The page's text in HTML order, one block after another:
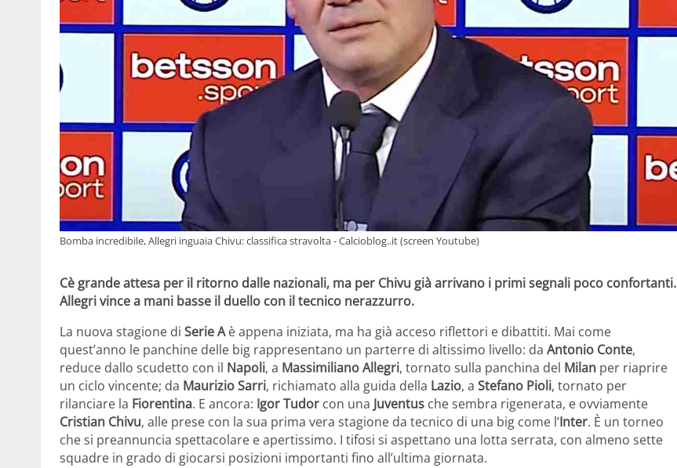
Bomba incredibile, Allegri inguaia Chivu: classifica stravolta - Calcioblog..it (screen Youtube)
Cè grande attesa per il ritorno dalle nazionali, ma per Chivu già arrivano i primi segnali poco confortanti.
Allegri vince a mani basse il duello con il tecnico nerazzurro.
La nuova stagione di Serie Aè appena iniziata, ma ha già acceso riflettori e dibattiti. Mai come
quest’anno le panchine delle big rappresentano un parterre di altissimo livello: da Antonio Conte,
reduce dallo scudetto con il Napoli, a Massimiliano Allegri, tornato sulla panchina del Milan per riaprire
un ciclo vincente; da Maurizio Sarri, richiamato alla guida della Lazio, a Stefano Pioli, tornato per
rilanciare la Fiorentina. E ancora: Igor Tudor con una Juventus che sembra rigenerata, e ovviamente
Cristian Chivu, alle prese con la sua prima vera stagione da tecnico di una big come l’Inter. È un torneo
che si preannuncia spettacolare e apertissimo. I tifosi si aspettano una lotta serrata, con almeno sette
squadre in grado di giocarsi posizioni importanti fino all’ultima giornata.